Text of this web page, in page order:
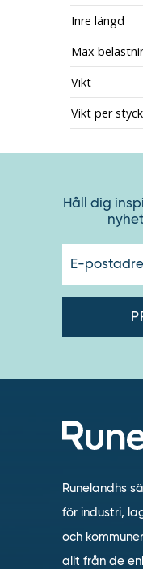
Inre längd
Max
Vikt
Vikt per styck
Håll dig
Runelandhs
för industri,
och
allt från de